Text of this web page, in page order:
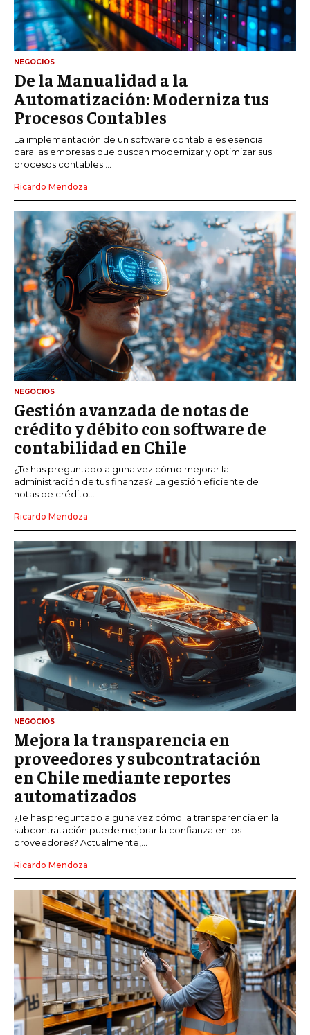
NEGOCIOS
De la Manualidad a la
Automatización: Moderniza tus
Procesos Contables
La implementación de un software contable es esencial
para las empresas que buscan modernizar y optimizar sus
procesos contables....
Ricardo Mendoza
NEGOCIOS
Gestión avanzada de notas de
crédito y débito con software de
contabilidad en Chile
¿Te has preguntado alguna vez cómo mejorar la
administración de tus finanzas? La gestión eficiente de
notas de crédito...
Ricardo Mendoza
NEGOCIOS
Mejora la transparencia en
proveedores y subcontratación
en Chile mediante reportes
automatizados
¿Te has preguntado alguna vez cómo la transparencia en la
subcontratación puede mejorar la confianza en los
proveedores? Actualmente,...
Ricardo Mendoza